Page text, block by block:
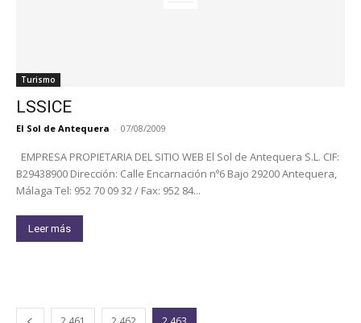
Turismo
LSSICE
El Sol de Antequera - 07/08/2009
EMPRESA PROPIETARIA DEL SITIO WEB El Sol de Antequera S.L. CIF:
B29438900 Dirección: Calle Encarnación nº6 Bajo 29200 Antequera,
Málaga Tel: 952 70 09 32 / Fax: 952 84...
Leer más